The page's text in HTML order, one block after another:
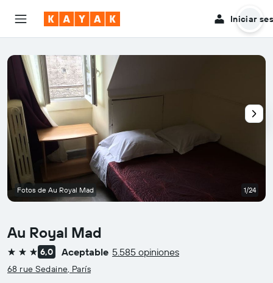
Iniciar
Au Royal Mad
3 estrellas
6,0 Aceptable 5.585 opiniones
68 rue Sedaine, París
Fotos de Au Royal Mad 1/24